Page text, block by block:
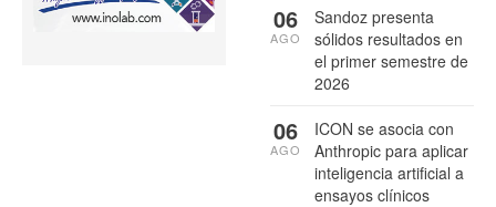
Sandoz presenta
sólidos resultados en
el primer semestre de
2026
06
AGO
ICON se asocia con
Anthropic para aplicar
inteligencia artificial a
ensayos clínicos
06
AGO